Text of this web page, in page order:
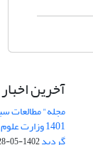
آخرین اخبار
مجله" مطالعات
1401 وزارت
گردید1402-05-28